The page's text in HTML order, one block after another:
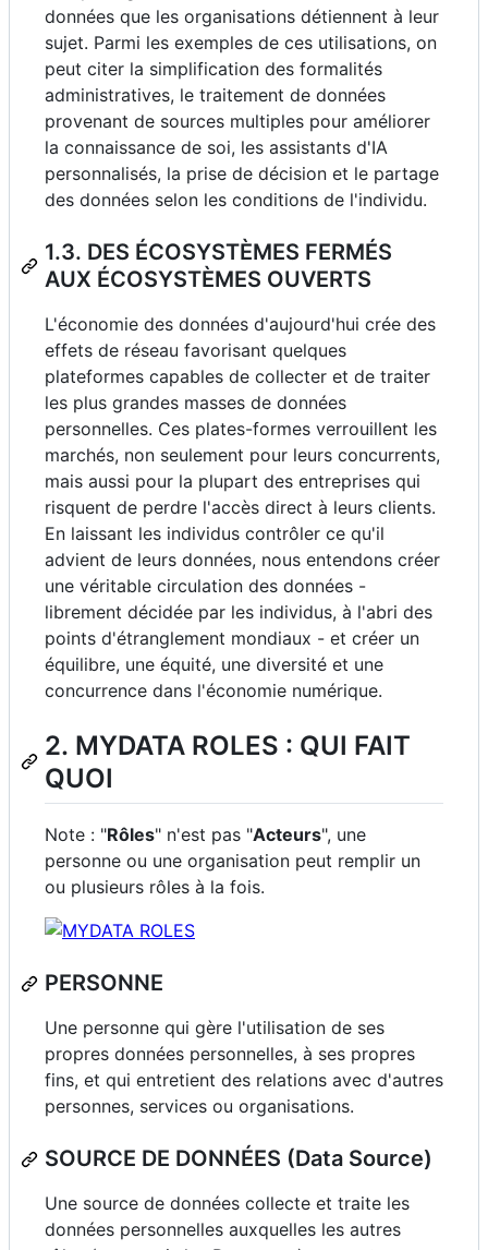
données que les organisations détiennent à leur
sujet. Parmi les exemples de ces utilisations, on
peut citer la simplification des formalités
administratives, le traitement de données
provenant de sources multiples pour améliorer
la connaissance de soi, les assistants d'IA
personnalisés, la prise de décision et le partage
des données selon les conditions de l'individu.
1.3. DES ÉCOSYSTÈMES FERMÉS
AUX ÉCOSYSTÈMES OUVERTS
L'économie des données d'aujourd'hui crée des
effets de réseau favorisant quelques
plateformes capables de collecter et de traiter
les plus grandes masses de données
personnelles. Ces plates-formes verrouillent les
marchés, non seulement pour leurs concurrents,
mais aussi pour la plupart des entreprises qui
risquent de perdre l'accès direct à leurs clients.
En laissant les individus contrôler ce qu'il
advient de leurs données, nous entendons créer
une véritable circulation des données -
librement décidée par les individus, à l'abri des
points d'étranglement mondiaux - et créer un
équilibre, une équité, une diversité et une
concurrence dans l'économie numérique.
2. MYDATA ROLES : QUI FAIT
QUOI
Note : "Rôles" n'est pas "Acteurs", une
personne ou une organisation peut remplir un
ou plusieurs rôles à la fois.
PERSONNE
Une personne qui gère l'utilisation de ses
propres données personnelles, à ses propres
fins, et qui entretient des relations avec d'autres
personnes, services ou organisations.
SOURCE DE DONNÉES (Data Source)
Une source de données collecte et traite les
données personnelles auxquelles les autres